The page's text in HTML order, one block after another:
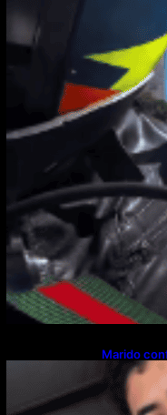
Marido
e reação